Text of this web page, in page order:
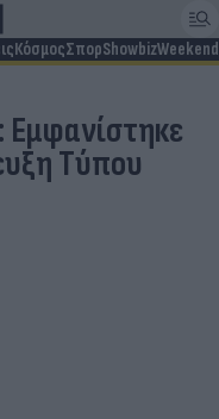
ΚόσμοςΣπορShowbizWeekend
Εμφανίστηκε
Τύπου